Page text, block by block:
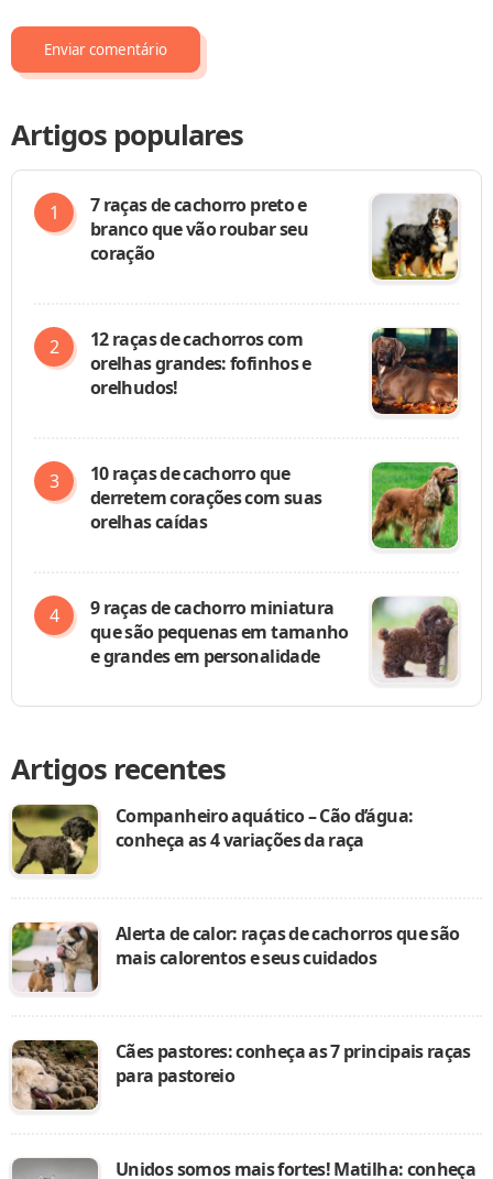
Artigos populares
7 raças de cachorro preto e
branco que vão roubar seu
coração
12 raças de cachorros com
orelhas grandes: fofinhos e
orelhudos!
10 raças de cachorro que
derretem corações com suas
orelhas caídas
9 raças de cachorro miniatura
que são pequenas em tamanho
e grandes em personalidade
Artigos recentes
Companheiro aquático – Cão d’água:
conheça as 4 variações da raça
Alerta de calor: raças de cachorros que são
mais calorentos e seus cuidados
Cães pastores: conheça as 7 principais raças
para pastoreio
Unidos somos mais fortes! Matilha: conheça